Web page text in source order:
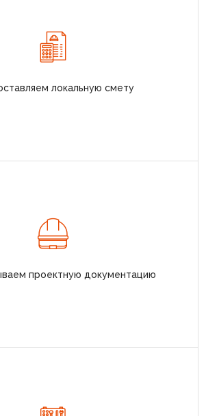
локальную смету
проектную документацию